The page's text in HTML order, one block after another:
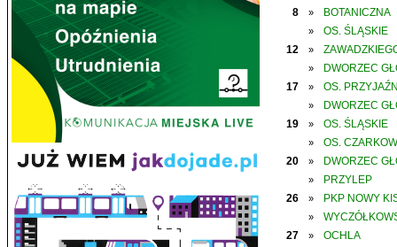
8
» BOTANICZNA
»
OS. ŚLĄSKIE
12
»
»
DWORZEC
17
» OS.
»
DWORZEC
19
» OS. ŚLĄSKIE
»
OS.
20
» DWORZEC
»
PRZYLEP
26
» PKP NOWY
»
27
» OCHLA